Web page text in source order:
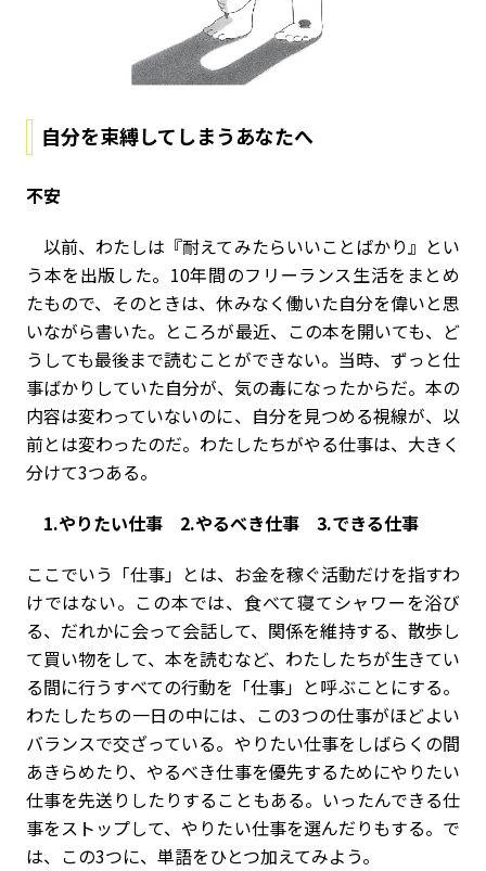
自分を束縛してしまうあなたへ
不安
以前、わたしは『耐えてみたらいいことばかり』とい
う本を出版した。10年間のフリーランス生活をまとめ
たもので、そのときは、休みなく働いた自分を偉いと思
いながら書いた。ところが最近、この本を開いても、ど
うしても最後まで読むことができない。当時、ずっと仕
事ばかりしていた自分が、気の毒になったからだ。本の
内容は変わっていないのに、自分を見つめる視線が、以
前とは変わったのだ。わたしたちがやる仕事は、大きく
分けて3つある。
1.やりたい仕事 2.やるべき仕事 3.できる仕事
ここでいう「仕事」とは、お金を稼ぐ活動だけを指すわ
けではない。この本では、食べて寝てシャワーを浴び
る、だれかに会って会話して、関係を維持する、散歩し
て買い物をして、本を読むなど、わたしたちが生きてい
る間に行うすべての行動を「仕事」と呼ぶことにする。
わたしたちの一日の中には、この3つの仕事がほどよい
バランスで交ざっている。やりたい仕事をしばらくの間
あきらめたり、やるべき仕事を優先するためにやりたい
仕事を先送りしたりすることもある。いったんできる仕
事をストップして、やりたい仕事を選んだりもする。で
は、この3つに、単語をひとつ加えてみよう。